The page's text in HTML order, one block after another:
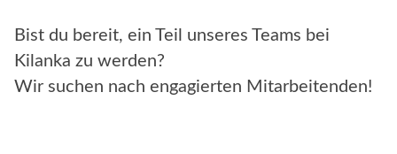
Bist du bereit, ein Teil unseres Teams bei
Kilanka zu werden?
Wir suchen nach engagierten Mitarbeitenden!